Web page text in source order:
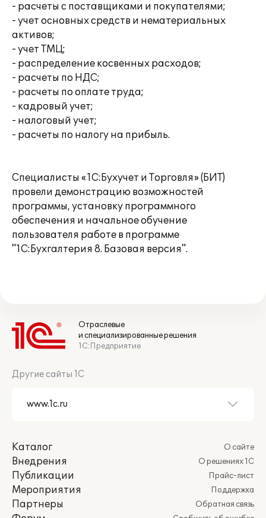
- расчеты с поставщиками и покупателями;
- учет основных средств и нематериальных
активов;
- учет ТМЦ;
- распределение косвенных расходов;
- расчеты по НДС;
- расчеты по оплате труда;
- кадровый учет;
- налоговый учет;
- расчеты по налогу на прибыль.
Специалисты «1С:Бухучет и Торговля» (БИТ)
провели демонстрацию возможностей
программы, установку программного
обеспечения и начальное обучение
пользователя работе в программе
"1С:Бухгалтерия 8. Базовая версия".
Отраслевые
и специализированные решения
1С:Предприятие
Другие сайты 1С
Каталог
Внедрения
Публикации
Мероприятия
Партнеры
О сайте
О решениях 1С
Прайс-лист
Поддержка
Обратная связь